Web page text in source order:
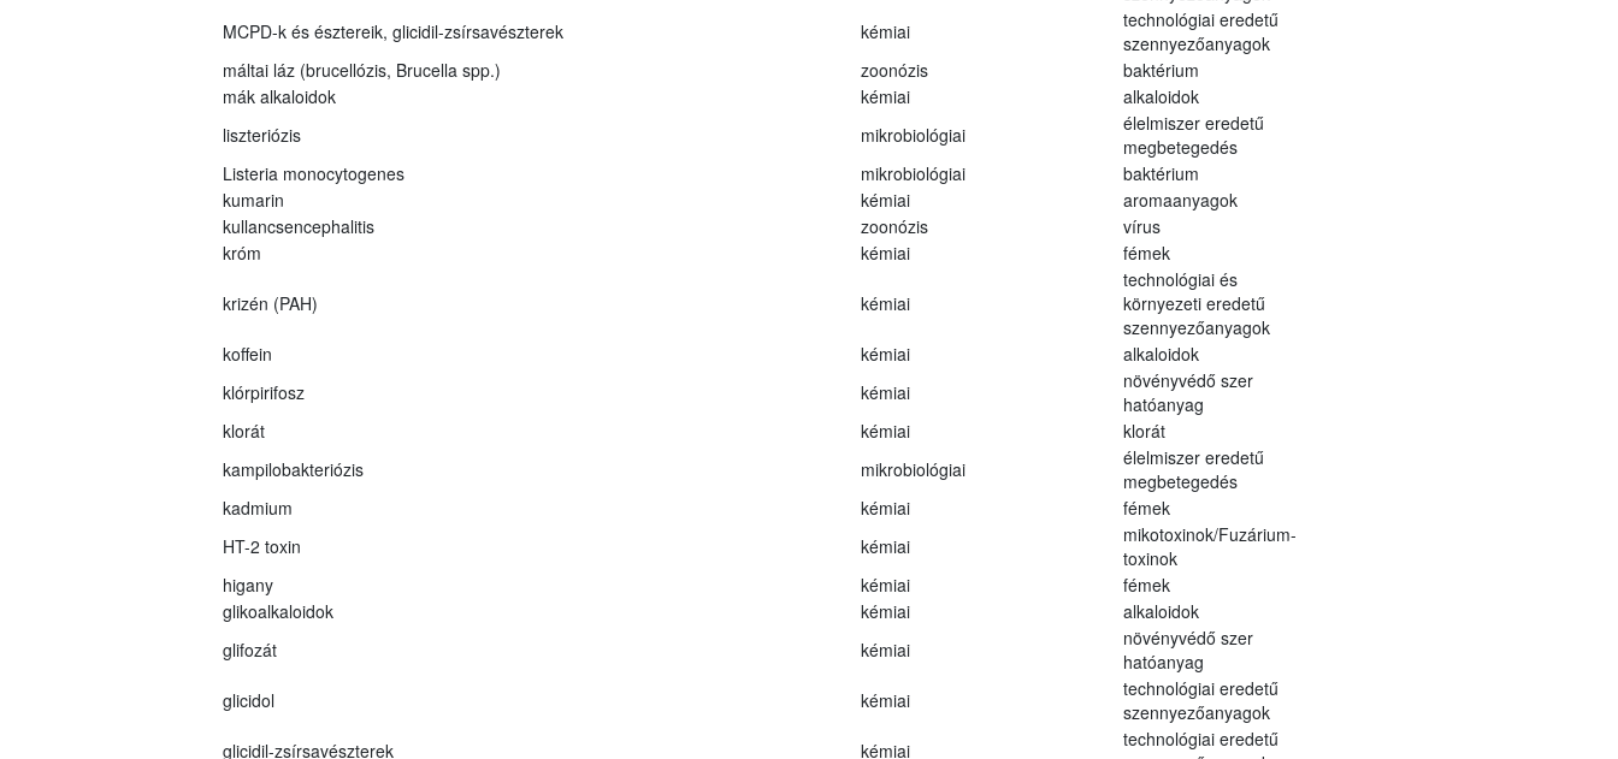
MCPD-k és észtereik, glicidil-zsírsavészterek
kémiai
technológiai eredetű
szennyezőanyagok
máltai láz (brucellózis, Brucella spp.)
zoonózis
baktérium
mák alkaloidok
kémiai
alkaloidok
liszteriózis
mikrobiológiai
élelmiszer eredetű
megbetegedés
Listeria monocytogenes
mikrobiológiai
baktérium
kumarin
kémiai
aromaanyagok
kullancsencephalitis
zoonózis
vírus
króm
kémiai fémek
krizén (PAH) kémiai
technológiai és
környezeti eredetű
szennyezőanyagok
koffein
kémiai
alkaloidok
klórpirifosz
kémiai
növényvédő szer
hatóanyag
klorát
kémiai
klorát
kampilobakteriózis
mikrobiológiai
élelmiszer eredetű
megbetegedés
kadmium
kémiai
fémek
HT-2 toxin
kémiai
mikotoxinok/Fuzárium-
toxinok
higany
kémiai
fémek
glikoalkaloidok
kémiai
alkaloidok
glifozát
kémiai
növényvédő szer
hatóanyag
glicidol
kémiai
technológiai eredetű
szennyezőanyagok
glicidil-zsírsavészterek
kémiai
technológiai eredetű